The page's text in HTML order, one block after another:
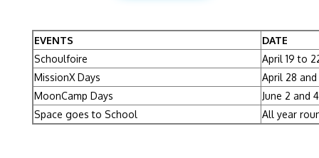
EVENTS
DATE
Schoulfoire
April 19 to
MissionX Days
April 28
MoonCamp Days
June 2 and
Space goes to School
All year